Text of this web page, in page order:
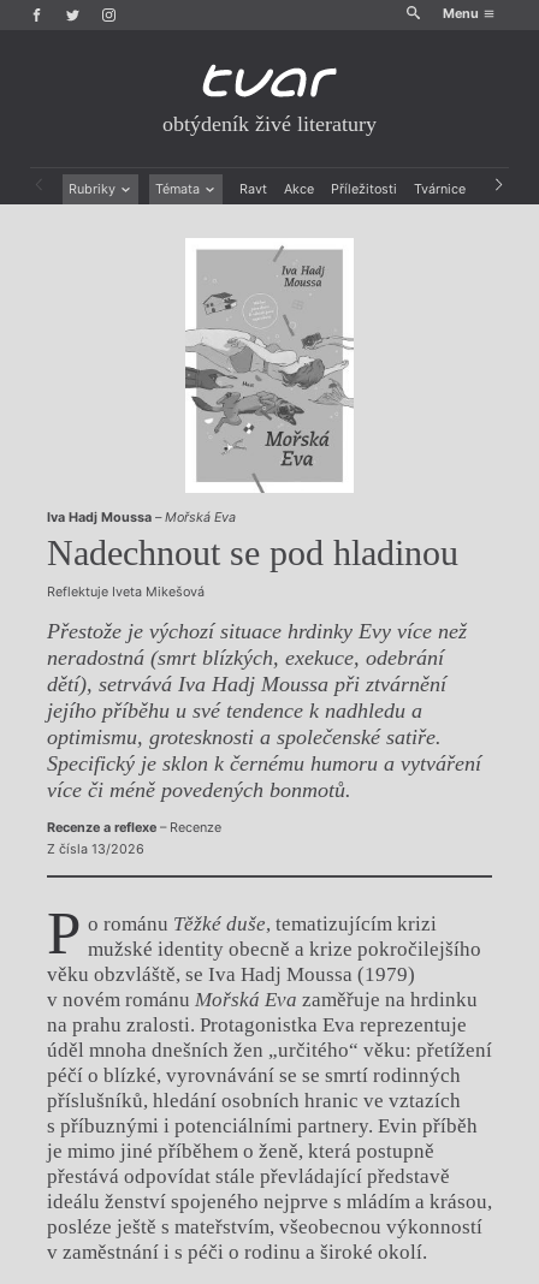
Menu
obtýdeník živé literatury
Rubriky Témata Ravt Akce Příležitosti Tvárnice Archiv
Historie kolonialismu
Iva Hadj Moussa–Mořská Eva
Nadechnout se pod hladinou
Reflektuje Iveta Mikešová
Přestože je výchozí situace hrdinky Evy více než
neradostná (smrt blízkých, exekuce, odebrání
dětí), setrvává Iva Hadj Moussa při ztvárnění
jejího příběhu u své tendence k nadhledu a
optimismu, grotesknosti a společenské satiře.
Specifický je sklon k černému humoru a vytváření
více či méně povedených bonmotů.
Recenze a reflexe– Recenze
Z čísla 13/2026
P o románu Těžké duše, tematizujícím krizi
mužské identity obecně a krize pokročilejšího
věku obzvláště, se Iva Hadj Moussa (1979)
v novém románu Mořská Eva zaměřuje na hrdinku
na prahu zralosti. Protagonistka Eva reprezentuje
úděl mnoha dnešních žen „určitého“ věku: přetížení
péčí o blízké, vyrovnávání se se smrtí rodinných
příslušníků, hledání osobních hranic ve vztazích
s příbuznými i potenciálními partnery. Evin příběh
je mimo jiné příběhem o ženě, která postupně
přestává odpovídat stále převládající představě
ideálu ženství spojeného nejprve s mládím a krásou,
posléze ještě s mateřstvím, všeobecnou výkonností
v zaměstnání i s péči o rodinu a široké okolí.